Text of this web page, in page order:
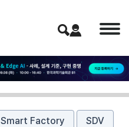
Smart Factory SDV